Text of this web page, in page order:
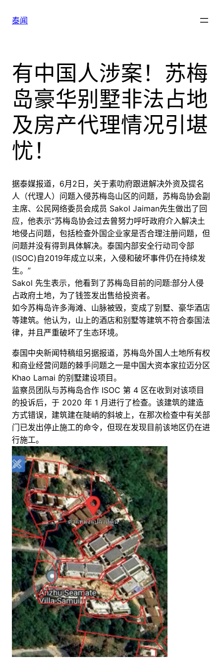
泰闻
有中国人涉案！苏梅
岛豪华别墅非法占地
及房产代理情况引堪
忧！
据泰媒报道，6月2日，关于素叻府跟进解决外资及提名
人（代理人）问题入侵苏梅岛山区的问题，苏梅岛协会副
主席、公民网络委员会成员 Sakol Jaiman先生做出了回
应，他表示“苏梅岛协会过去曾努力呼吁政府介入解决土
地侵占问题，包括检查外国企业家是否合理注册问题，但
问题并没有得到具体解决。泰国内部安全行动司令部
(ISOC)自2019年成立以来，入侵和破坏事件仍在持续发
生。”
Sakol 先生表示，他看到了苏梅岛目前的问题:部分人侵
占政府土地，为了钱签发出售给投资者。
如今苏梅岛许多海滩、山脉被毁，变成了别墅、豪华酒店
等建筑。他认为，山上的酒店和别墅等建筑不符合泰国法
律，并且严重破坏了生态环境。
泰国中央新闻特稿组另据报道，苏梅岛外国人土地所有权
和商业经营问题的棘手问题之一是中国大资本家拉迈分区
Khao Lamai 的别墅建设项目。
监察员团队与苏梅岛合作 ISOC 第 4 区在收到对该项目
的投诉后，于 2020 年 1 月进行了检查。该建筑的建造
方式错误，建筑建在陡峭的斜坡上，在那次检查中有关部
门已发出停止施工的命令，但现在发现目前该地区仍在进
行施工。